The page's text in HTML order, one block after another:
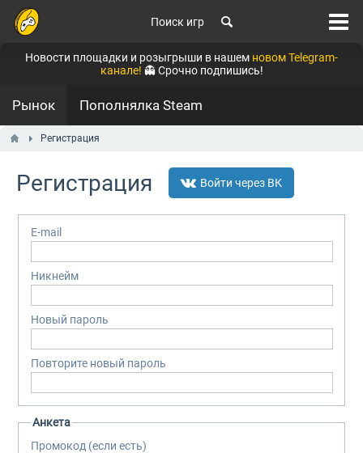
Поиск игр
Новости площадки и розыгрыши в нашем новом Telegram-
канале! 👻 Срочно подпишись!
Рынок Пополнялка Steam
Регистрация
Регистрация Войти через ВК
E-mail
Никнейм
Новый пароль
Повторите новый пароль
Анкета
Промокод (если есть)